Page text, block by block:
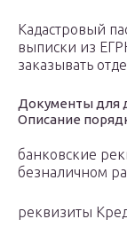
Кадастровый
выписки из
заказывать
Документы для
Описание
банковские
безналичном
реквизиты